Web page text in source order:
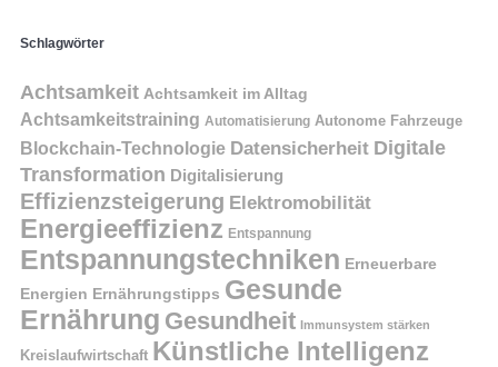
Schlagwörter
Achtsamkeit Achtsamkeit im Alltag
Achtsamkeitstraining Automatisierung Autonome Fahrzeuge
Blockchain-Technologie Datensicherheit Digitale
Transformation Digitalisierung
Effizienzsteigerung Elektromobilität
Energieeffizienz Entspannung
Entspannungstechniken Erneuerbare
Energien Ernährungstipps Gesunde
Ernährung Gesundheit Immunsystem stärken
Kreislaufwirtschaft Künstliche Intelligenz